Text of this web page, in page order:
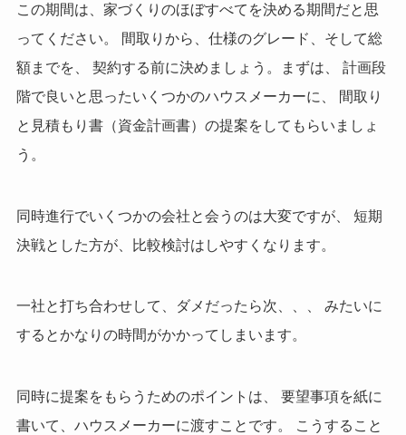
この期間は、家づくりのほぼすべてを決める期間だと思
ってください。 間取りから、仕様のグレード、そして総
額までを、 契約する前に決めましょう。まずは、 計画段
階で良いと思ったいくつかのハウスメーカーに、 間取り
と見積もり書（資金計画書）の提案をしてもらいましょ
う。
同時進行でいくつかの会社と会うのは大変ですが、 短期
決戦とした方が、比較検討はしやすくなります。
一社と打ち合わせして、ダメだったら次、、、 みたいに
するとかなりの時間がかかってしまいます。
同時に提案をもらうためのポイントは、 要望事項を紙に
書いて、ハウスメーカーに渡すことです。 こうすること